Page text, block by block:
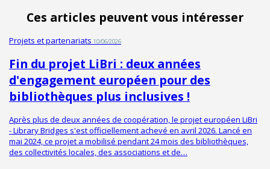
Ces articles peuvent vous intéresser
Projets et partenariats 10/06/2026
Fin du projet LiBri : deux années
d'engagement européen pour des
bibliothèques plus inclusives !
Après plus de deux années de coopération, le projet européen LiBri
- Library Bridges s'est officiellement achevé en avril 2026. Lancé en
mai 2024, ce projet a mobilisé pendant 24 mois des bibliothèques,
des collectivités locales, des associations et de…